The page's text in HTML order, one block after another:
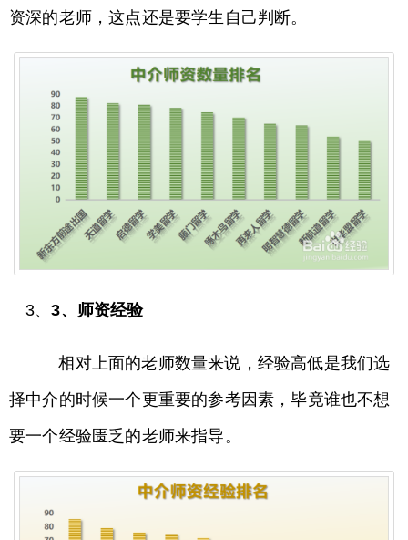
资深的老师，这点还是要学生自己判断。
3、3、师资经验
相对上面的老师数量来说，经验高低是我们选
择中介的时候一个更重要的参考因素，毕竟谁也不想
要一个经验匮乏的老师来指导。